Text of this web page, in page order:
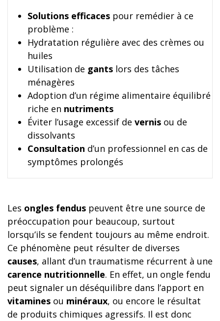
Solutions efficaces pour remédier à ce
problème :
Hydratation régulière avec des crèmes ou
huiles
Utilisation de gants lors des tâches
ménagères
Adoption d’un régime alimentaire équilibré
riche en nutriments
Éviter l’usage excessif de vernis ou de
dissolvants
Consultation d’un professionnel en cas de
symptômes prolongés
Les ongles fendus peuvent être une source de
préoccupation pour beaucoup, surtout
lorsqu’ils se fendent toujours au même endroit.
Ce phénomène peut résulter de diverses
causes, allant d’un traumatisme récurrent à une
carence nutritionnelle. En effet, un ongle fendu
peut signaler un déséquilibre dans l’apport en
vitamines ou minéraux, ou encore le résultat
de produits chimiques agressifs. Il est donc